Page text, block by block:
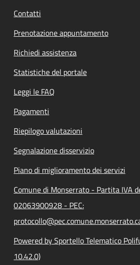
Contatti
Prenotazione appuntamento
Richiedi assistenza
Statistiche del portale
Leggi le FAQ
Pagamenti
Riepilogo valutazioni
Segnalazione disservizio
Piano di miglioramento dei servizi
Comune di Monserrato - Partita IVA
02063900928 - PEC:
Powered by Sportello Telematico
10.42.0)